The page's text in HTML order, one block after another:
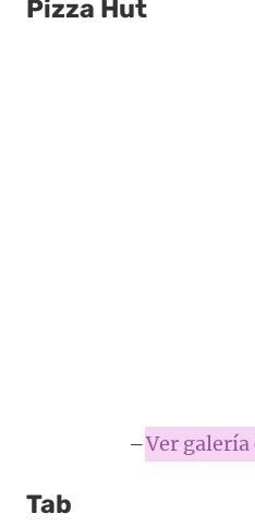
Pizza Hut
–Ver
Tab